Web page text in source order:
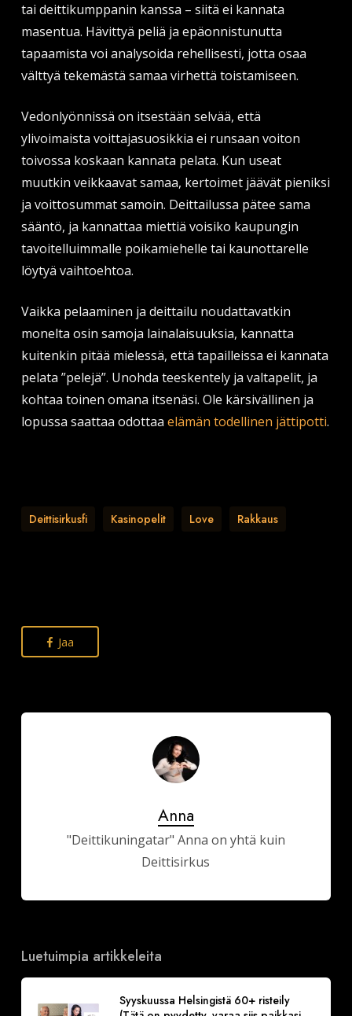
tai deittikumppanin kanssa – siitä ei kannata
masentua. Hävittyä peliä ja epäonnistunutta
tapaamista voi analysoida rehellisesti, jotta osaa
välttyä tekemästä samaa virhettä toistamiseen.
Vedonlyönnissä on itsestään selvää, että
ylivoimaista voittajasuosikkia ei runsaan voiton
toivossa koskaan kannata pelata. Kun useat
muutkin veikkaavat samaa, kertoimet jäävät pieniksi
ja voittosummat samoin. Deittailussa pätee sama
sääntö, ja kannattaa miettiä voisiko kaupungin
tavoitelluimmalle poikamiehelle tai kaunottarelle
löytyä vaihtoehtoa.
Vaikka pelaaminen ja deittailu noudattavatkin
monelta osin samoja lainalaisuuksia, kannatta
kuitenkin pitää mielessä, että tapailleissa ei kannata
pelata ”pelejä”. Unohda teeskentely ja valtapelit, ja
kohtaa toinen omana itsenäsi. Ole kärsivällinen ja
lopussa saattaa odottaa elämän todellinen jättipotti.
Deittisirkusfi Kasinopelit Love Rakkaus
Jaa
Anna
"Deittikuningatar" Anna on yhtä kuin
Deittisirkus
Luetuimpia artikkeleita
Syyskuussa Helsingistä 60+ risteily